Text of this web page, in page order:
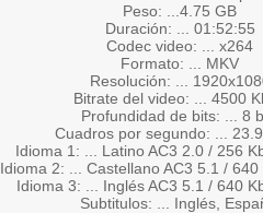
Peso: ...4.75 GB
Duración: ... 01:52:55
Codec video: ... x264
Formato: ... MKV
Resolución: ...
Bitrate del video: ... 4500
Profundidad de bits: ... 8
Cuadros por segundo: ...
Idioma 1: ... Latino AC3 2.0 / 256
Idioma 2: ... Castellano AC3 5.1 / 640
Idioma 3: ... Inglés AC3 5.1 / 640
Subtitulos: ... Inglés,